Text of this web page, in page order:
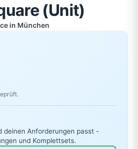
(Unit)
in München
deinen Anforderungen passt -
und Komplettsets.